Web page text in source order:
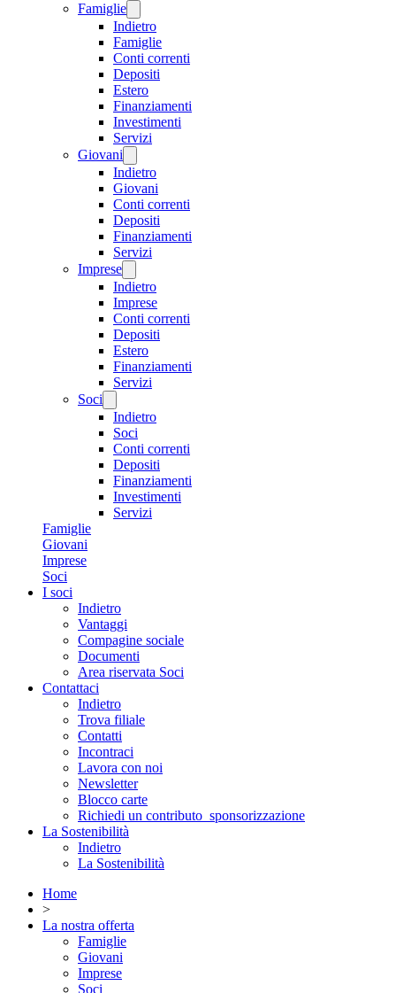
Famiglie
Indietro
Famiglie
Conti correnti
Depositi
Estero
Finanziamenti
Investimenti
Servizi
Giovani
Indietro
Giovani
Conti correnti
Depositi
Finanziamenti
Servizi
Imprese
Indietro
Imprese
Conti correnti
Depositi
Estero
Finanziamenti
Servizi
Soci
Indietro
Soci
Conti correnti
Depositi
Finanziamenti
Investimenti
Servizi
Famiglie
Giovani
Imprese
Soci
I soci
Indietro
Vantaggi
Compagine sociale
Documenti
Area riservata Soci
Contattaci
Indietro
Trova filiale
Contatti
Incontraci
Lavora con noi
Newsletter
Blocco carte
Richiedi un contributo_sponsorizzazione
La Sostenibilità
Indietro
La Sostenibilità
Home
>
La nostra offerta
Famiglie
Giovani
Imprese
Soci